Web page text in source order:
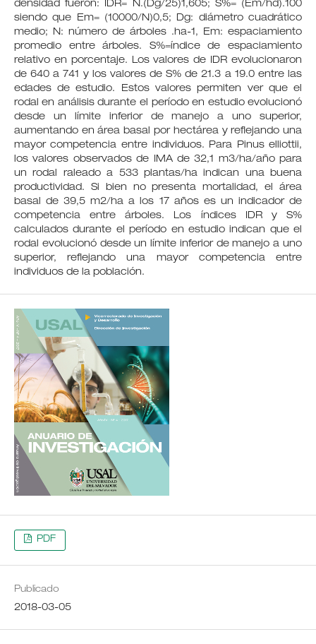
densidad fueron: IDR= N.(Dg/25)1,605; S%= (Em/hd).100
siendo que Em= (10000/N)0,5; Dg: diámetro cuadrático
medio; N: número de árboles .ha-1, Em: espaciamiento
promedio entre árboles. S%=índice de espaciamiento
relativo en porcentaje. Los valores de IDR evolucionaron
de 640 a 741 y los valores de S% de 21.3 a 19.0 entre las
edades de estudio. Estos valores permiten ver que el
rodal en análisis durante el período en estudio evolucionó
desde un límite inferior de manejo a uno superior,
aumentando en área basal por hectárea y reflejando una
mayor competencia entre individuos. Para Pinus elliottii,
los valores observados de IMA de 32,1 m3/ha/año para
un rodal raleado a 533 plantas/ha indican una buena
productividad. Si bien no presenta mortalidad, el área
basal de 39,5 m2/ha a los 17 años es un indicador de
competencia entre árboles. Los índices IDR y S%
calculados durante el período en estudio indican que el
rodal evolucionó desde un límite inferior de manejo a uno
superior, reflejando una mayor competencia entre
individuos de la población.
PDF
Publicado
2018-03-05